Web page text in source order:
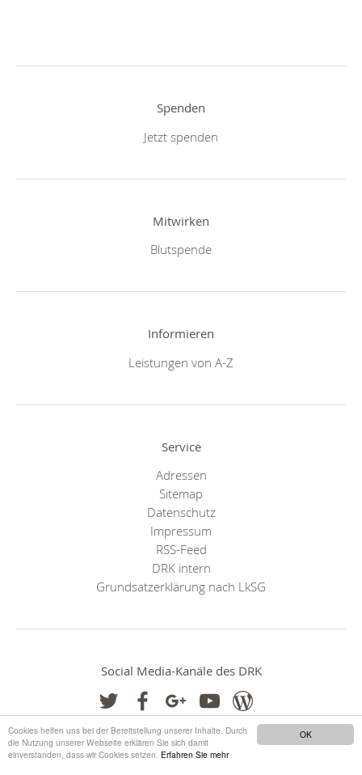
OK
Cookies helfen uns bei der Bereitstellung unserer Inhalte. Durch
die Nutzung unserer Webseite erklären Sie sich damit
einverstanden, dass wir Cookies setzen. Erfahren Sie mehr
Spenden
Jetzt spenden
Mitwirken
Blutspende
Informieren
Leistungen von A-Z
Service
Adressen
Sitemap
Datenschutz
Impressum
RSS-Feed
DRK intern
Grundsatzerklärung nach LkSG
Social Media-Kanäle des DRK